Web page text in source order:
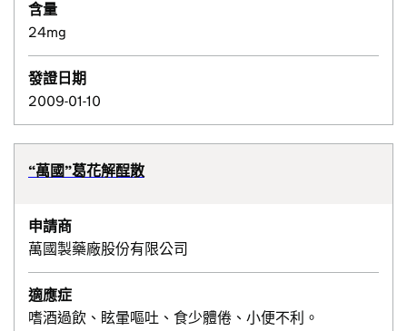
含量
24mg
發證日期
2009-01-10
“萬國”葛花解酲散
申請商
萬國製藥廠股份有限公司
適應症
嗜酒過飲、眩暈嘔吐、食少體倦、小便不利。